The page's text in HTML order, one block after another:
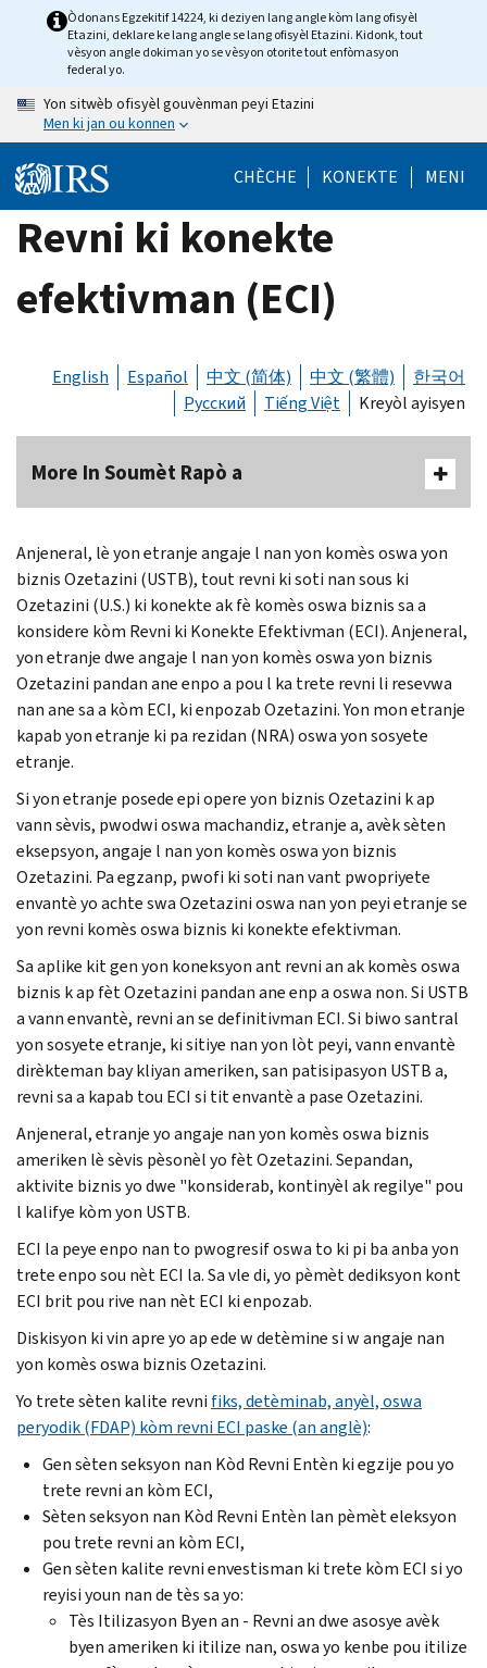
Òdonans Egzekitif 14224, ki deziyen lang angle kòm lang ofisyèl
Etazini, deklare ke lang angle se lang ofisyèl Etazini. Kidonk, tout
vèsyon angle dokiman yo se vèsyon otorite tout enfòmasyon
federal yo.
Yon sitwèb ofisyèl gouvènman peyi Etazini
Men ki jan ou konnen
CHÈCHE KONEKTE MENI
Revni ki konekte
efektivman (ECI)
English Español 中文 (简体) 中文 (繁體)
한국어
Русский
Tiếng Việt Kreyòl ayisyen
More In Soumèt Rapò a
Anjeneral, lè yon etranje angaje l nan yon komès oswa yon
biznis Ozetazini (USTB), tout revni ki soti nan sous ki
Ozetazini (U.S.) ki konekte ak fè komès oswa biznis sa a
konsidere kòm Revni ki Konekte Efektivman (ECI). Anjeneral,
yon etranje dwe angaje l nan yon komès oswa yon biznis
Ozetazini pandan ane enpo a pou l ka trete revni li resevwa
nan ane sa a kòm ECI, ki enpozab Ozetazini. Yon mon etranje
kapab yon etranje ki pa rezidan (NRA) oswa yon sosyete
etranje.
Si yon etranje posede epi opere yon biznis Ozetazini k ap
vann sèvis, pwodwi oswa machandiz, etranje a, avèk sèten
eksepsyon, angaje l nan yon komès oswa yon biznis
Ozetazini. Pa egzanp, pwofi ki soti nan vant pwopriyete
envantè yo achte swa Ozetazini oswa nan yon peyi etranje se
yon revni komès oswa biznis ki konekte efektivman.
Sa aplike kit gen yon koneksyon ant revni an ak komès oswa
biznis k ap fèt Ozetazini pandan ane enp a oswa non. Si USTB
a vann envantè, revni an se definitivman ECI. Si biwo santral
yon sosyete etranje, ki sitiye nan yon lòt peyi, vann envantè
dirèkteman bay kliyan ameriken, san patisipasyon USTB a,
revni sa a kapab tou ECI si tit envantè a pase Ozetazini.
Anjeneral, etranje yo angaje nan yon komès oswa biznis
ameriken lè sèvis pèsonèl yo fèt Ozetazini. Sepandan,
aktivite biznis yo dwe "konsiderab, kontinyèl ak regilye" pou
l kalifye kòm yon USTB.
ECI la peye enpo nan to pwogresif oswa to ki pi ba anba yon
trete enpo sou nèt ECI la. Sa vle di, yo pèmèt dediksyon kont
ECI brit pou rive nan nèt ECI ki enpozab.
Diskisyon ki vin apre yo ap ede w detèmine si w angaje nan
yon komès oswa biznis Ozetazini.
Yo trete sèten kalite revni fiks, detèminab, anyèl, oswa
peryodik (FDAP) kòm revni ECI paske (an anglè):
Gen sèten seksyon nan Kòd Revni Entèn ki egzije pou yo
trete revni an kòm ECI,
Sèten seksyon nan Kòd Revni Entèn lan pèmèt eleksyon
pou trete revni an kòm ECI,
Gen sèten kalite revni envestisman ki trete kòm ECI si yo
reyisi youn nan de tès sa yo:
Tès Itilizasyon Byen an - Revni an dwe asosye avèk
byen ameriken ki itilize nan, oswa yo kenbe pou itilize